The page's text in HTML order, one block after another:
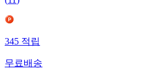
345 적립
무료배송